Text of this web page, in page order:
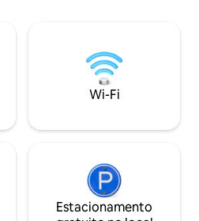
opcionais:
– café da
– animal de
Wi-Fi
Estacionamento